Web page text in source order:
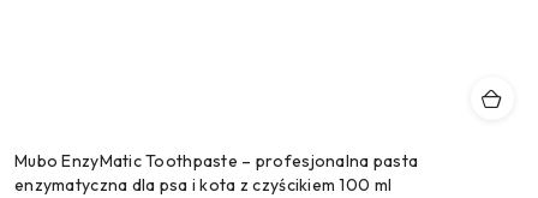
Mubo EnzyMatic Toothpaste – profesjonalna pasta
enzymatyczna dla psa i kota z czyścikiem 100 ml